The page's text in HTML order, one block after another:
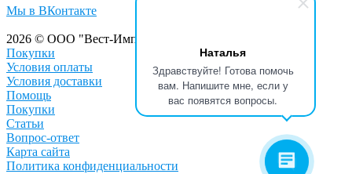
Наталья
Здравствуйте! Готова помочь
вам. Напишите мне, если у
вас появятся вопросы.
Мы в ВКонтакте
2026 © ООО "Вест-Импорт"
Покупки
Условия оплаты
Условия доставки
Помощь
Покупки
Статьи
Вопрос-ответ
Карта сайта
Политика конфиденциальности